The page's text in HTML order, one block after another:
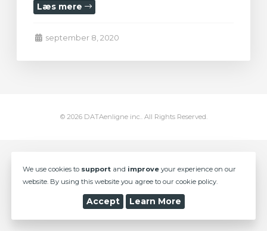
Læs mere
september 8, 2020
© 2026 DATAenligne inc.. All Rights Reserved.
We use cookies to supportand improveyour experience on our
website. By using this website you agree to our cookie policy.
Accept Learn More